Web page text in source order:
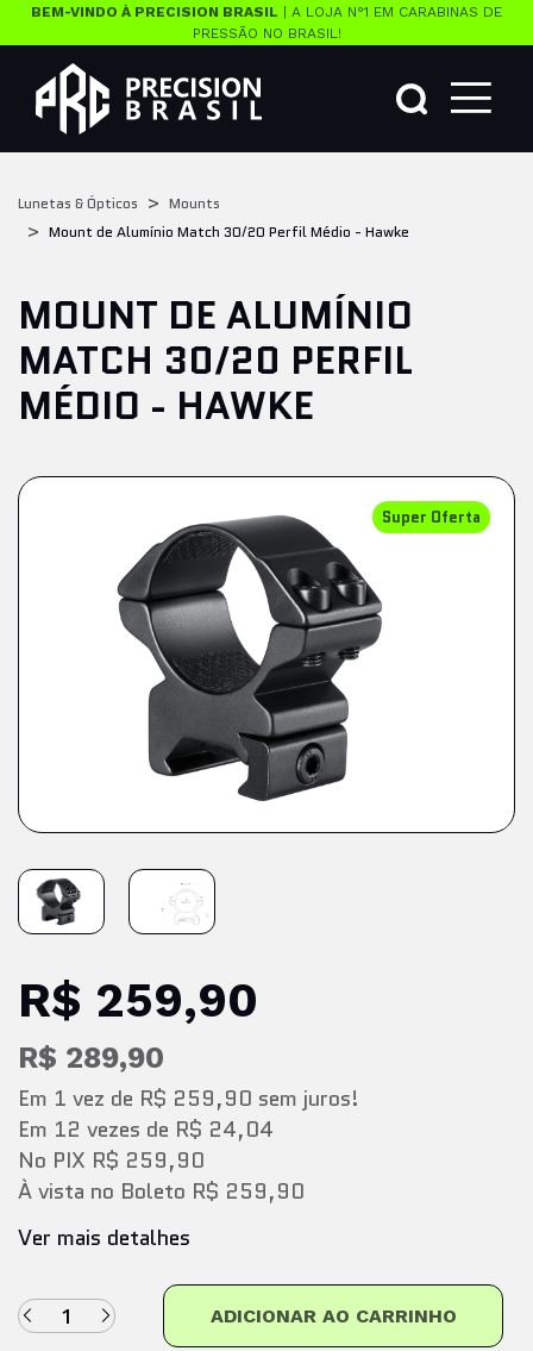
BEM-VINDO À PRECISION BRASIL | A LOJA N°1 EM CARABINAS DE
PRESSÃO NO BRASIL!
Lunetas & Ópticos
Mounts
Mount de Alumínio Match 30/20 Perfil Médio - Hawke
MOUNT DE ALUMÍNIO
MATCH 30/20 PERFIL
MÉDIO - HAWKE
Super Oferta
R$ 259,90
R$ 289,90
Em 1 vez de R$ 259,90 sem juros!
Em 12 vezes de R$ 24,04
No PIX R$ 259,90
À vista no Boleto R$ 259,90
Ver mais detalhes
ADICIONAR AO CARRINHO